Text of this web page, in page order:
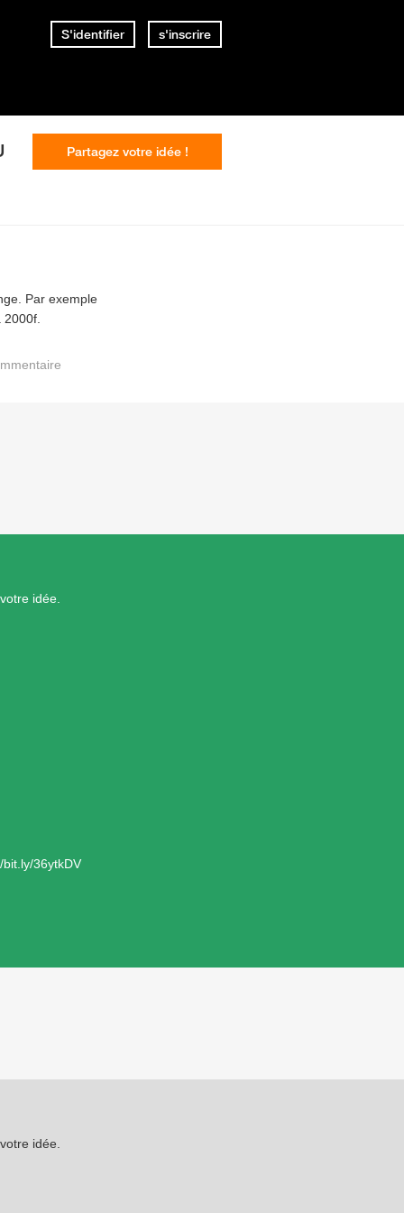
S'identifier s'inscrire
Partagez votre idée !
Par exemple
idée.
bit.ly/36ytkDV
idée.